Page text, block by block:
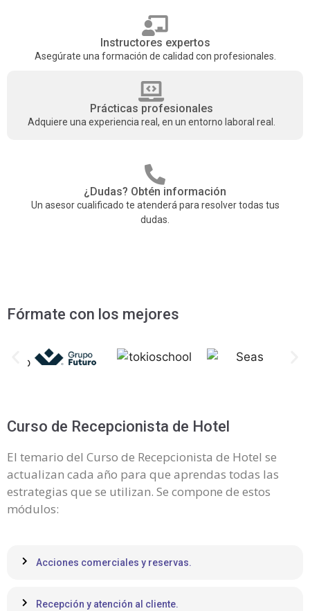
Instructores expertos
Asegúrate una formación de calidad con profesionales.
Prácticas profesionales
Adquiere una experiencia real, en un entorno laboral real.
¿Dudas? Obtén información
Un asesor cualificado te atenderá para resolver todas tus
dudas.
Fórmate con los mejores
Curso de Recepcionista de Hotel
El temario del Curso de Recepcionista de Hotel se
actualizan cada año para que aprendas todas las
estrategias que se utilizan. Se compone de estos
módulos:
Acciones comerciales y reservas.
Recepción y atención al cliente.